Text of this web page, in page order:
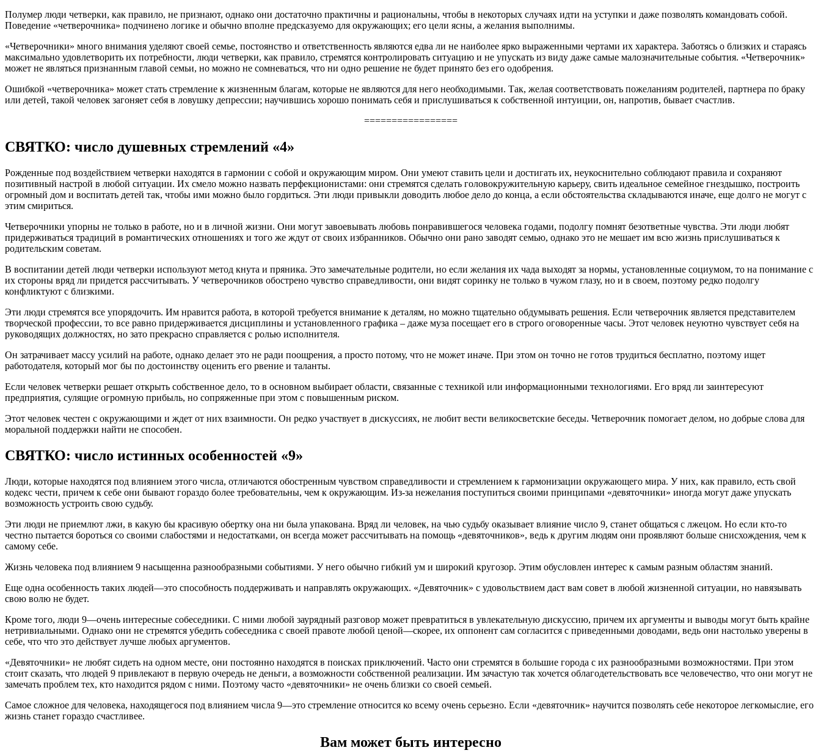
Полумер люди четверки, как правило, не признают, однако они достаточно практичны и рациональны, чтобы в некоторых случаях идти на уступки и даже позволять командовать собой.
Поведение «четверочника» подчинено логике и обычно вполне предсказуемо для окружающих; его цели ясны, а желания выполнимы.
«Четверочники» много внимания уделяют своей семье, постоянство и ответственность являются едва ли не наиболее ярко выраженными чертами их характера. Заботясь о близких и стараясь
максимально удовлетворить их потребности, люди четверки, как правило, стремятся контролировать ситуацию и не упускать из виду даже самые малозначительные события. «Четверочник»
может не являться признанным главой семьи, но можно не сомневаться, что ни одно решение не будет принято без его одобрения.
Ошибкой «четверочника» может стать стремление к жизненным благам, которые не являются для него необходимыми. Так, желая соответствовать пожеланиям родителей, партнера по браку
или детей, такой человек загоняет себя в ловушку депрессии; научившись хорошо понимать себя и прислушиваться к собственной интуиции, он, напротив, бывает счастлив.
=================
СВЯТКО: число душевных стремлений «4»
Рожденные под воздействием четверки находятся в гармонии с собой и окружающим миром. Они умеют ставить цели и достигать их, неукоснительно соблюдают правила и сохраняют
позитивный настрой в любой ситуации. Их смело можно назвать перфекционистами: они стремятся сделать головокружительную карьеру, свить идеальное семейное гнездышко, построить
огромный дом и воспитать детей так, чтобы ими можно было гордиться. Эти люди привыкли доводить любое дело до конца, а если обстоятельства складываются иначе, еще долго не могут с
этим смириться.
Четверочники упорны не только в работе, но и в личной жизни. Они могут завоевывать любовь понравившегося человека годами, подолгу помнят безответные чувства. Эти люди любят
придерживаться традиций в романтических отношениях и того же ждут от своих избранников. Обычно они рано заводят семью, однако это не мешает им всю жизнь прислушиваться к
родительским советам.
В воспитании детей люди четверки используют метод кнута и пряника. Это замечательные родители, но если желания их чада выходят за нормы, установленные социумом, то на понимание с
их стороны вряд ли придется рассчитывать. У четверочников обострено чувство справедливости, они видят соринку не только в чужом глазу, но и в своем, поэтому редко подолгу
конфликтуют с близкими.
Эти люди стремятся все упорядочить. Им нравится работа, в которой требуется внимание к деталям, но можно тщательно обдумывать решения. Если четверочник является представителем
творческой профессии, то все равно придерживается дисциплины и установленного графика – даже муза посещает его в строго оговоренные часы. Этот человек неуютно чувствует себя на
руководящих должностях, но зато прекрасно справляется с ролью исполнителя.
Он затрачивает массу усилий на работе, однако делает это не ради поощрения, а просто потому, что не может иначе. При этом он точно не готов трудиться бесплатно, поэтому ищет
работодателя, который мог бы по достоинству оценить его рвение и таланты.
Если человек четверки решает открыть собственное дело, то в основном выбирает области, связанные с техникой или информационными технологиями. Его вряд ли заинтересуют
предприятия, сулящие огромную прибыль, но сопряженные при этом с повышенным риском.
Этот человек честен с окружающими и ждет от них взаимности. Он редко участвует в дискуссиях, не любит вести великосветские беседы. Четверочник помогает делом, но добрые слова для
моральной поддержки найти не способен.
СВЯТКО: число истинных особенностей «9»
Люди, которые находятся под влиянием этого числа, отличаются обостренным чувством справедливости и стремлением к гармонизации окружающего мира. У них, как правило, есть свой
кодекс чести, причем к себе они бывают гораздо более требовательны, чем к окружающим. Из-за нежелания поступиться своими принципами «девяточники» иногда могут даже упускать
возможность устроить свою судьбу.
Эти люди не приемлют лжи, в какую бы красивую обертку она ни была упакована. Вряд ли человек, на чью судьбу оказывает влияние число 9, станет общаться с лжецом. Но если кто-то
честно пытается бороться со своими слабостями и недостатками, он всегда может рассчитывать на помощь «девяточников», ведь к другим людям они проявляют больше снисхождения, чем к
самому себе.
Жизнь человека под влиянием 9 насыщенна разнообразными событиями. У него обычно гибкий ум и широкий кругозор. Этим обусловлен интерес к самым разным областям знаний.
Еще одна особенность таких людей—это способность поддерживать и направлять окружающих. «Девяточник» с удовольствием даст вам совет в любой жизненной ситуации, но навязывать
свою волю не будет.
Кроме того, люди 9—очень интересные собеседники. С ними любой заурядный разговор может превратиться в увлекательную дискуссию, причем их аргументы и выводы могут быть крайне
нетривиальными. Однако они не стремятся убедить собеседника с своей правоте любой ценой—скорее, их оппонент сам согласится с приведенными доводами, ведь они настолько уверены в
себе, что что это действует лучше любых аргументов.
«Девяточники» не любят сидеть на одном месте, они постоянно находятся в поисках приключений. Часто они стремятся в большие города с их разнообразными возможностями. При этом
стоит сказать, что людей 9 привлекают в первую очередь не деньги, а возможности собственной реализации. Им зачастую так хочется облагодетельствовать все человечество, что они могут не
замечать проблем тех, кто находится рядом с ними. Поэтому часто «девяточники» не очень близки со своей семьей.
Самое сложное для человека, находящегося под влиянием числа 9—это стремление относится ко всему очень серьезно. Если «девяточник» научится позволять себе некоторое легкомыслие, его
жизнь станет гораздо счастливее.
Вам может быть интересно